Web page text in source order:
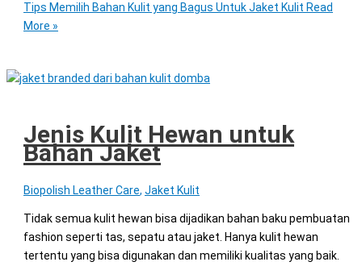
Tips Memilih Bahan Kulit yang Bagus Untuk Jaket Kulit Read
More »
Jenis Kulit Hewan untuk
Bahan Jaket
Biopolish Leather Care, Jaket Kulit
Tidak semua kulit hewan bisa dijadikan bahan baku pembuatan
fashion seperti tas, sepatu atau jaket. Hanya kulit hewan
tertentu yang bisa digunakan dan memiliki kualitas yang baik.